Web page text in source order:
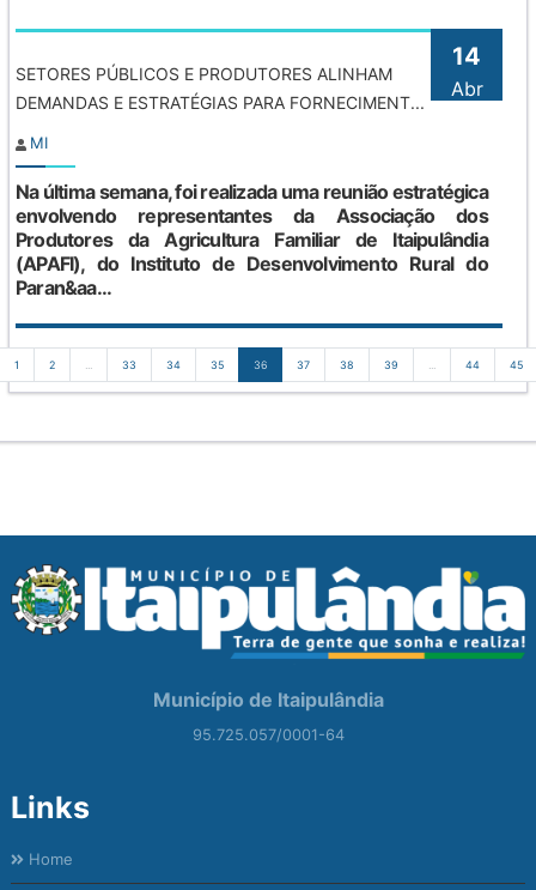
14
Abr
SETORES PÚBLICOS E PRODUTORES ALINHAM
DEMANDAS E ESTRATÉGIAS PARA FORNECIMENT...
MI
Na última semana, foi realizada uma reunião estratégica
envolvendo representantes da Associação dos
Produtores da Agricultura Familiar de Itaipulândia
(APAFI), do Instituto de Desenvolvimento Rural do
Paran&aa...
1 2 ... 33 34 35 36 37 38 39 ... 44 45
Município de Itaipulândia
95.725.057/0001-64
Links
Home